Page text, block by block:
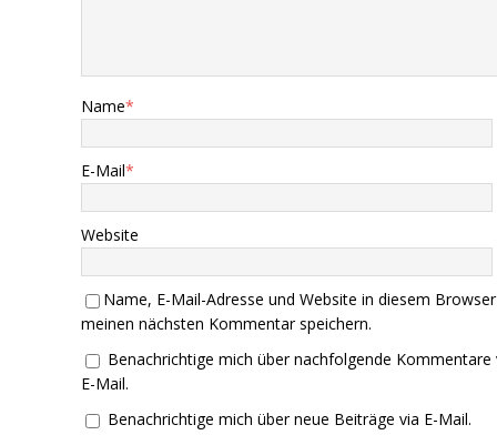
Name*
E-Mail*
Website
Name, E-Mail-Adresse und Website in diesem
meinen nächsten Kommentar speichern.
Benachrichtige mich über nachfolgende Kommentare
E-Mail.
Benachrichtige mich über neue Beiträge via E-Mail.